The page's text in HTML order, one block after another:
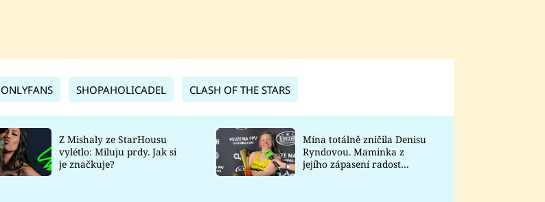
Prima Lajk
Sledujte nás
ONLYFANS SHOPAHOLICADEL CLASH OF THE STARS
Z Mishaly ze StarHousu
vylétlo: Miluju prdy. Jak si
je značkuje?
Mína totálně zničila Denisu
Ryndovou. Maminka z
jejího zápasení radost